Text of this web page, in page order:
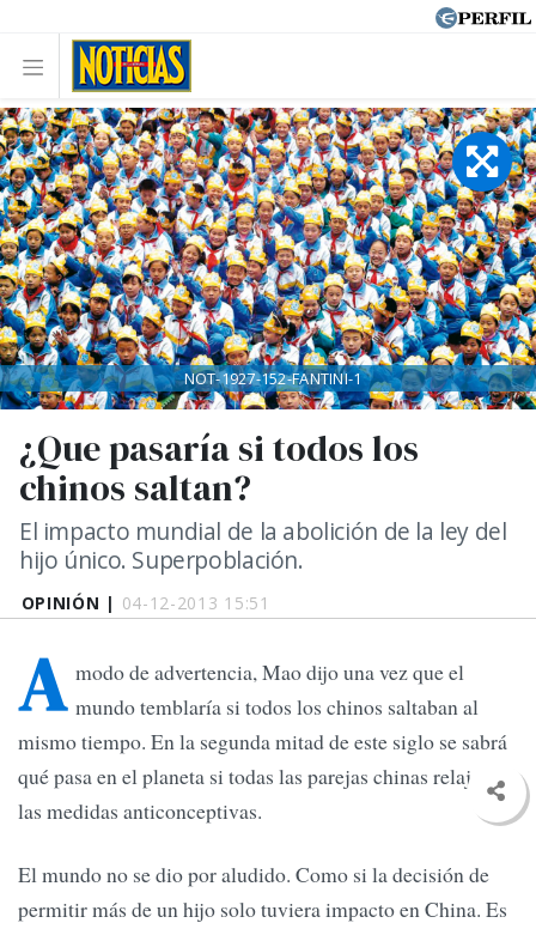
OPINIÓN | 04-12-2013 15:51
¿Que pasaría si todos los
chinos saltan?
El impacto mundial de la abolición de la ley del
hijo único. Superpoblación.
NOT-1927-152-FANTINI-1
A modo de advertencia, Mao dijo una vez que el
mundo temblaría si todos los chinos saltaban al
mismo tiempo. En la segunda mitad de este siglo se sabrá
qué pasa en el planeta si todas las parejas chinas relajan
las medidas anticonceptivas.
El mundo no se dio por aludido. Como si la decisión de
permitir más de un hijo solo tuviera impacto en China. Es